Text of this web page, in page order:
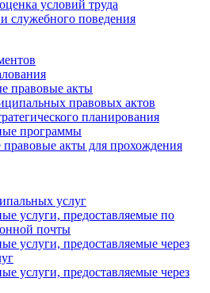
условий труда
служебного поведения
правовые акты
правовых актов
планирования
программы
акты для прохождения
услуг
услуги, предоставляемые по
почты
услуги, предоставляемые через
услуги, предоставляемые через